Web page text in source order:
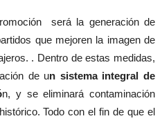
será la generación de
que mejoren la imagen de
. Dentro de estas medidas,
de un sistema integral de
n, y se eliminará contaminación
Todo con el fin de que el